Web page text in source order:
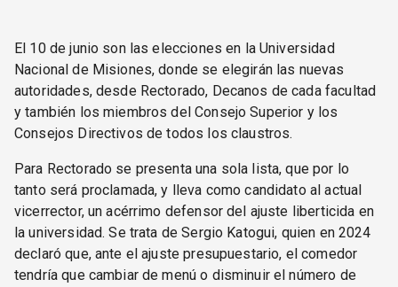
El 10 de junio son las elecciones en la Universidad
Nacional de Misiones, donde se elegirán las nuevas
autoridades, desde Rectorado, Decanos de cada facultad
y también los miembros del Consejo Superior y los
Consejos Directivos de todos los claustros.
Para Rectorado se presenta una sola lista, que por lo
tanto será proclamada, y lleva como candidato al actual
vicerrector, un acérrimo defensor del ajuste liberticida en
la universidad. Se trata de Sergio Katogui, quien en 2024
declaró que, ante el ajuste presupuestario, el comedor
tendría que cambiar de menú o disminuir el número de